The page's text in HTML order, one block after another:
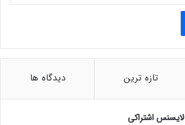
تازه ترین دیدگاه ها
لایسنس اشتراکی